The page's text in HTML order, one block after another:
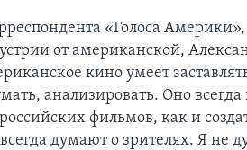
«Голоса
от американской,
кино умеет
анализировать. Оно
фильмов, как и
думают о зрителях. Я не